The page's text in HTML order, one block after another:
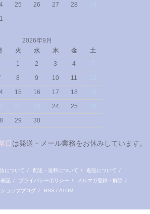
25 26 27 28
2026年9月
火 水 木 金
土
1
2 3 4
8 9 10 11
15 16 17 18
24 25
29 30
日は発送・メール業務をお休みしています。
について / 配送・送料について / 返品について /
記 / プライバシーポリシー / メルマガ登録・解除 /
ショップブログ / RSS / ATOM